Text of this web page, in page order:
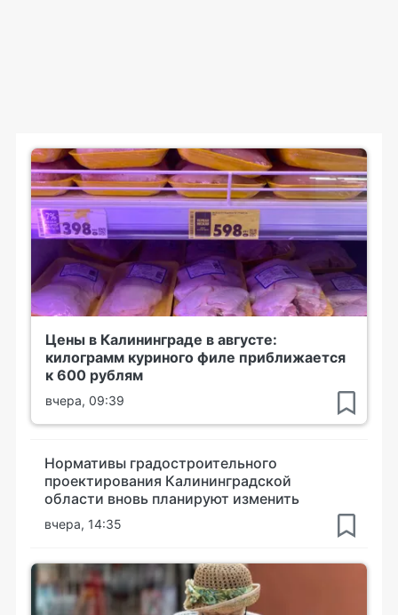
Цены в Калининграде в августе:
килограмм куриного филе приближается
к 600 рублям
вчера, 09:39
Нормативы градостроительного
проектирования Калининградской
области вновь планируют изменить
вчера, 14:35